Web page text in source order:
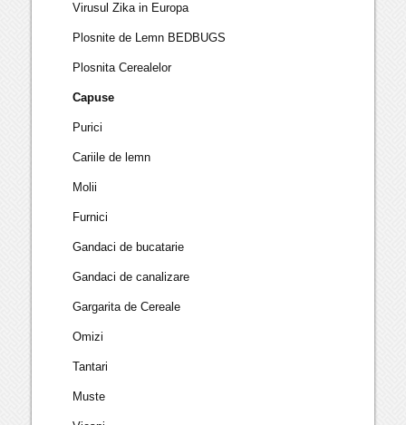
Virusul Zika in Europa
Plosnite de Lemn BEDBUGS
Plosnita Cerealelor
Capuse
Purici
Cariile de lemn
Molii
Furnici
Gandaci de bucatarie
Gandaci de canalizare
Gargarita de Cereale
Omizi
Tantari
Muste